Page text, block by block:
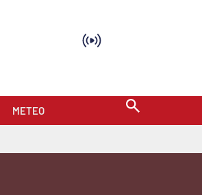
METEO